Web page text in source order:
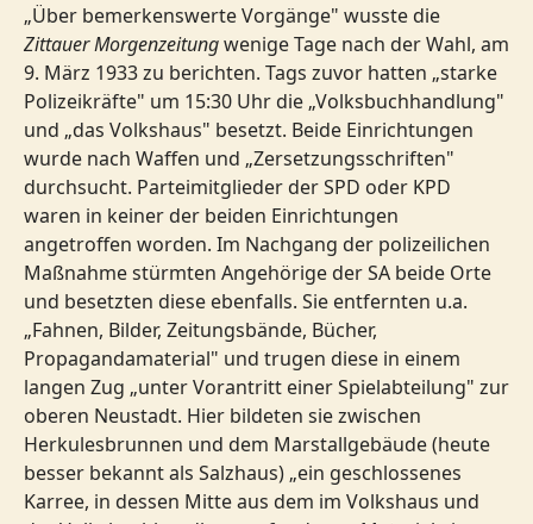
„Über bemerkenswerte Vorgänge" wusste die
Zittauer Morgenzeitungwenige Tage nach der Wahl, am
9. März 1933 zu berichten. Tags zuvor hatten „starke
Polizeikräfte" um 15:30 Uhr die „Volksbuchhandlung"
und „das Volkshaus" besetzt. Beide Einrichtungen
wurde nach Waffen und „Zersetzungsschriften"
durchsucht. Parteimitglieder der SPD oder KPD
waren in keiner der beiden Einrichtungen
angetroffen worden. Im Nachgang der polizeilichen
Maßnahme stürmten Angehörige der SA beide Orte
und besetzten diese ebenfalls. Sie entfernten u.a.
„Fahnen, Bilder, Zeitungsbände, Bücher,
Propagandamaterial" und trugen diese in einem
langen Zug „unter Vorantritt einer Spielabteilung" zur
oberen Neustadt. Hier bildeten sie zwischen
Herkulesbrunnen und dem Marstallgebäude (heute
besser bekannt als Salzhaus) „ein geschlossenes
Karree, in dessen Mitte aus dem im Volkshaus und